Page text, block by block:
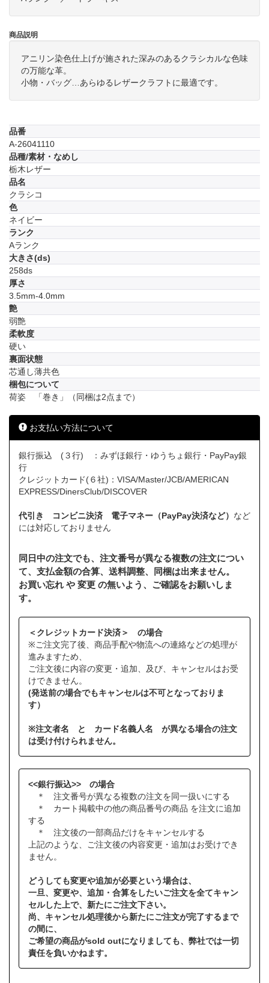
商品説明
アニリン染色仕上げが施された深みのあるクラシカルな色味
の万能な革。
小物・バッグ…あらゆるレザークラフトに最適です。
品番
A-26041110
品種/素材・なめし
栃木レザー
品名
クラシコ
色
ネイビー
ランク
Aランク
大きさ(ds)
258ds
厚さ
3.5mm-4.0mm
艶
弱艶
柔軟度
硬い
裏面状態
芯通し薄共色
梱包について
荷姿 「巻き」（同梱は2点まで）
お支払い方法について
銀行振込 (３行) ：みずほ銀行・ゆうちょ銀行・PayPay銀
行
クレジットカード(６社)：VISA/Master/JCB/AMERICAN
EXPRESS/DinersClub/DISCOVER
代引き コンビニ決済 電子マネー（PayPay決済など） など
には対応しておりません
同日中の注文でも、注文番号が異なる複数の注文につい
て、支払金額の合算、送料調整、同梱は出来ません。
お買い忘れ や 変更 の無いよう、ご確認をお願いしま
す。
＜クレジットカード決済＞ の場合
※ご注文完了後、商品手配や物流への連絡などの処理が
進みますため、
ご注文後に内容の変更・追加、及び、キャンセルはお受
けできません。
(発送前の場合でもキャンセルは不可となっておりま
す）
※注文者名 と カード名義人名 が異なる場合の注文
は受け付けられません。
<<銀行振込>> の場合
＊ 注文番号が異なる複数の注文を同一扱いにする
＊ カート掲載中の他の商品番号の商品 を注文に追加
する
＊ 注文後の一部商品だけをキャンセルする
上記のような、ご注文後の内容変更・追加はお受けでき
ません。
どうしても変更や追加が必要という場合は、
一旦、変更や、追加・合算をしたいご注文を全てキャン
セルした上で、新たにご注文下さい。
尚、キャンセル処理後から新たにご注文が完了するまで
の間に、
ご希望の商品がsold outになりましても、弊社では一切
責任を負いかねます。